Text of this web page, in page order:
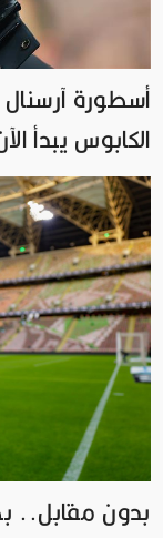
أسطورة
الكابوس يبدأ
بدون مقابل..